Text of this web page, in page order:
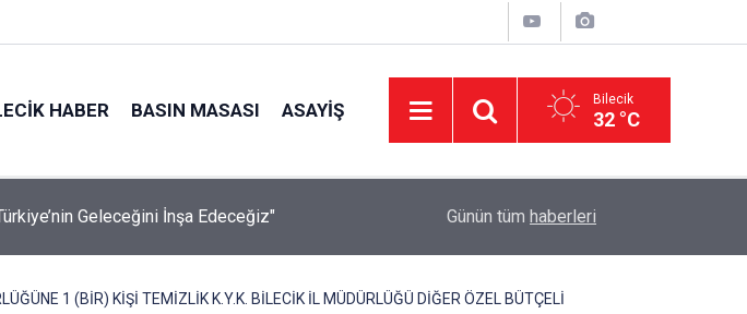
HABER BASIN MASASI ASAYIŞ Bilecik
32 °C
Köy Muhtarlarına İmar Bilgilendirmesi
Günün tüm haberleri
1 (BİR) KİŞİ TEMİZLİK K.Y.K. BİLECİK İL MÜDÜRLÜĞÜ DİĞER ÖZEL BÜTÇELİ